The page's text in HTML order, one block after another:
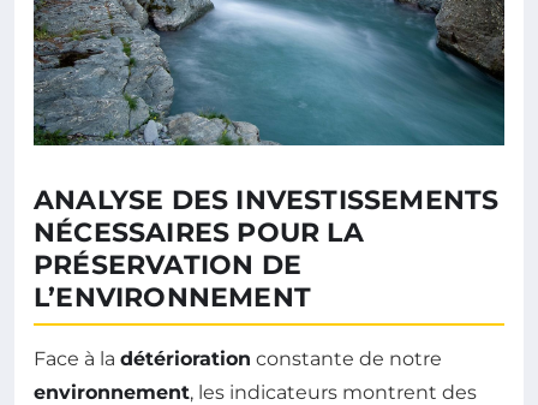
ANALYSE DES INVESTISSEMENTS
NÉCESSAIRES POUR LA
PRÉSERVATION DE
L’ENVIRONNEMENT
Face à la détérioration constante de notre
environnement, les indicateurs montrent des